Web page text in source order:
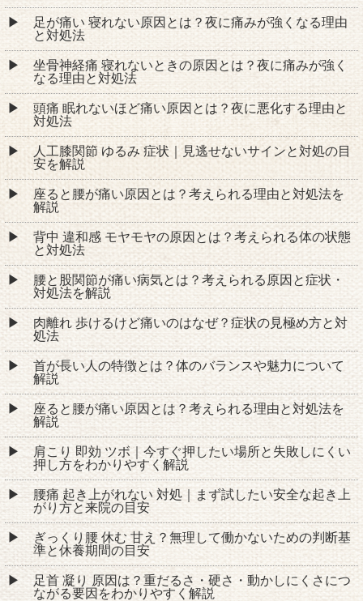
足が痛い 寝れない原因とは？夜に痛みが強くなる理由
と対処法
坐骨神経痛 寝れないときの原因とは？夜に痛みが強く
なる理由と対処法
頭痛 眠れないほど痛い原因とは？夜に悪化する理由と
対処法
人工膝関節 ゆるみ 症状｜見逃せないサインと対処の目
安を解説
座ると腰が痛い原因とは？考えられる理由と対処法を
解説
背中 違和感 モヤモヤの原因とは？考えられる体の状態
と対処法
腰と股関節が痛い病気とは？考えられる原因と症状・
対処法を解説
肉離れ 歩けるけど痛いのはなぜ？症状の見極め方と対
処法
首が長い人の特徴とは？体のバランスや魅力について
解説
座ると腰が痛い原因とは？考えられる理由と対処法を
解説
肩こり 即効 ツボ｜今すぐ押したい場所と失敗しにくい
押し方をわかりやすく解説
腰痛 起き上がれない 対処｜まず試したい安全な起き上
がり方と来院の目安
ぎっくり腰 休む 甘え？無理して働かないための判断基
準と休養期間の目安
足首 凝り 原因は？重だるさ・硬さ・動かしにくさにつ
ながる要因をわかりやすく解説